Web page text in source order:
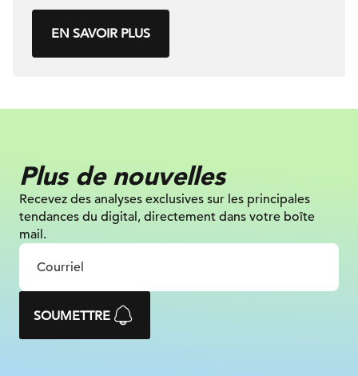
EN SAVOIR PLUS
Plus de nouvelles
Recevez des analyses exclusives sur les principales
tendances du digital, directement dans votre boîte
mail.
SOUMETTRE